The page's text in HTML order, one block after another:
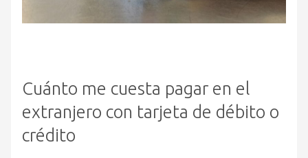
Cuánto me cuesta pagar en el
extranjero con tarjeta de débito o
crédito